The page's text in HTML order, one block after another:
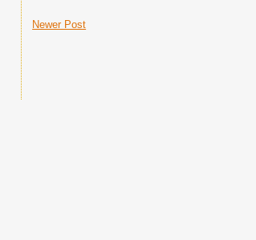
Newer Post